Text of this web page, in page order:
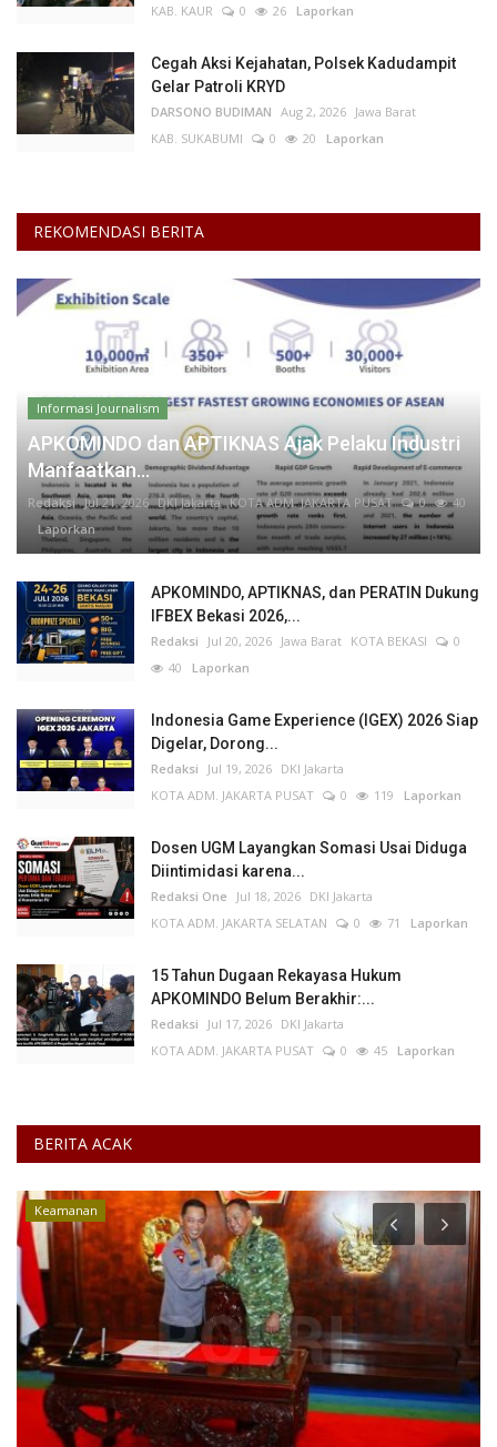
KAB. KAUR
0 26 Laporkan
Cegah Aksi Kejahatan, Polsek Kadudampit
Gelar Patroli KRYD
DARSONO BUDIMAN Aug 2, 2026 Jawa Barat
KAB. SUKABUMI
0 20 Laporkan
REKOMENDASI BERITA
Informasi Journalism
APKOMINDO dan APTIKNAS Ajak Pelaku Industri
Manfaatkan...
Redaksi Jul 21, 2026 DKI Jakarta KOTA ADM. JAKARTA PUSAT 0
40
Laporkan
APKOMINDO, APTIKNAS, dan PERATIN Dukung
IFBEX Bekasi 2026,...
Redaksi Jul 20, 2026 Jawa Barat KOTA BEKASI
0
40 Laporkan
Indonesia Game Experience (IGEX) 2026 Siap
Digelar, Dorong...
Redaksi Jul 19, 2026 DKI Jakarta
KOTA ADM. JAKARTA PUSAT
0 119 Laporkan
Dosen UGM Layangkan Somasi Usai Diduga
Diintimidasi karena...
Redaksi One Jul 18, 2026 DKI Jakarta
KOTA ADM. JAKARTA SELATAN
0 71 Laporkan
15 Tahun Dugaan Rekayasa Hukum
APKOMINDO Belum Berakhir:...
Redaksi Jul 17, 2026 DKI Jakarta
KOTA ADM. JAKARTA PUSAT
0 45 Laporkan
BERITA ACAK
Keamanan